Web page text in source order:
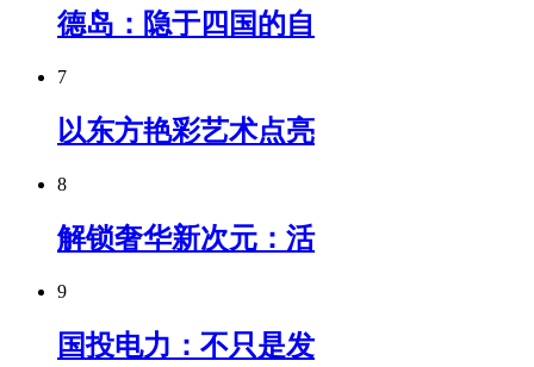
德岛：隐于四国的自
7
以东方艳彩艺术点亮
8
解锁奢华新次元：活
9
国投电力：不只是发